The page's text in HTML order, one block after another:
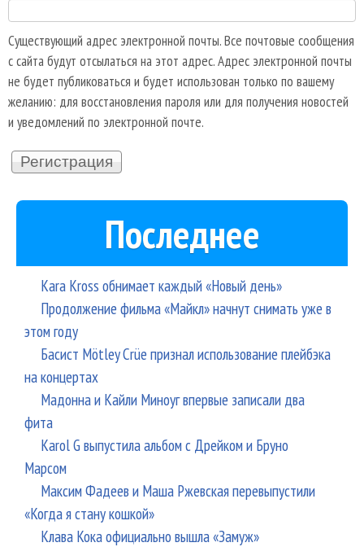
Существующий адрес электронной почты. Все почтовые сообщения
с сайта будут отсылаться на этот адрес. Адрес электронной почты
не будет публиковаться и будет использован только по вашему
желанию: для восстановления пароля или для получения новостей
и уведомлений по электронной почте.
Последнее
Kara Kross обнимает каждый «Новый день»
Продолжение фильма «Майкл» начнут снимать уже в
этом году
Басист Mötley Crüe признал использование плейбэка
на концертах
Мадонна и Кайли Миноуг впервые записали два
фита
Karol G выпустила альбом с Дрейком и Бруно
Марсом
Максим Фадеев и Маша Ржевская перевыпустили
«Когда я стану кошкой»
Клава Кока официально вышла «Замуж»